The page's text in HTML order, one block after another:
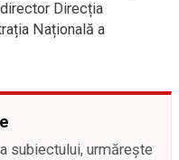
Direcția
Națională a
subiectului, urmărește